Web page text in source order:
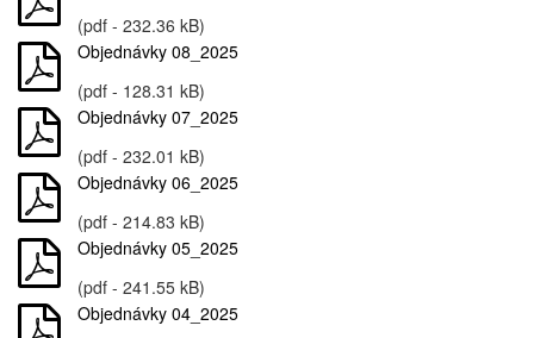
(pdf - 232.36 kB)
Objednávky 08_2025
(pdf - 128.31 kB)
Objednávky 07_2025
(pdf - 232.01 kB)
Objednávky 06_2025
(pdf - 214.83 kB)
Objednávky 05_2025
(pdf - 241.55 kB)
Objednávky 04_2025